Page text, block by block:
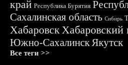
край Республика Бурятия
Сахалинская область Сибирь
ХабаровскХабаровский
Южно-СахалинскЯкутск
Все теги >>